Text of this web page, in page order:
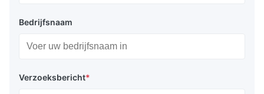
Bedrijfsnaam
Verzoeksbericht*